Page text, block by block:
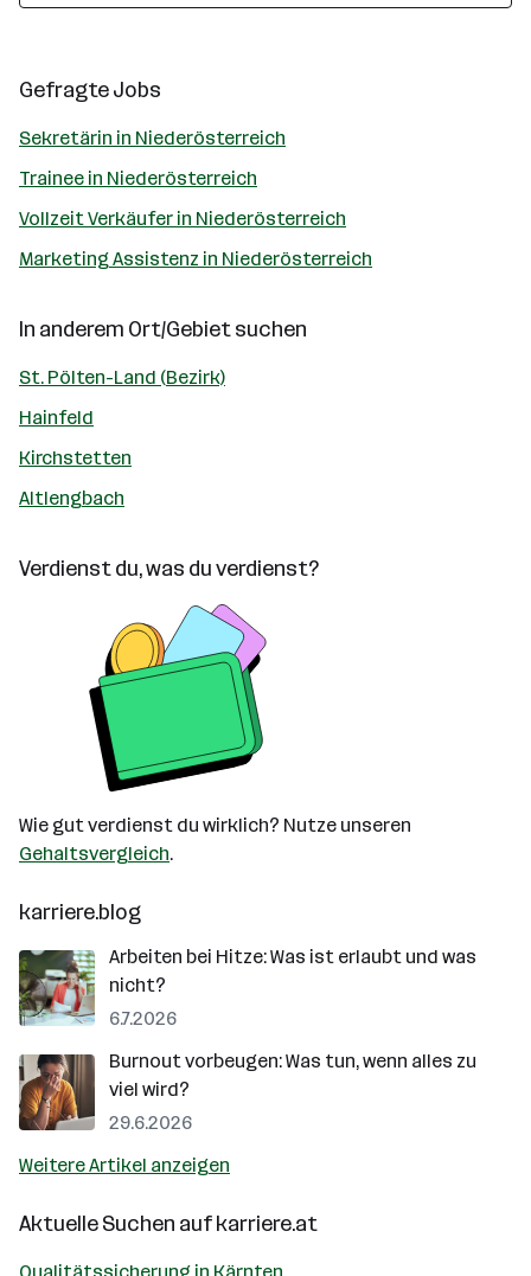
Gefragte Jobs
Sekretärin in Niederösterreich
Trainee in Niederösterreich
Vollzeit Verkäufer in Niederösterreich
Marketing Assistenz in Niederösterreich
In anderem Ort/Gebiet suchen
St. Pölten-Land (Bezirk)
Hainfeld
Kirchstetten
Altlengbach
Verdienst du, was du verdienst?
Wie gut verdienst du wirklich? Nutze unseren
Gehaltsvergleich.
karriere.blog
Arbeiten bei Hitze: Was ist erlaubt und was
nicht?
6.7.2026
Burnout vorbeugen: Was tun, wenn alles zu
viel wird?
29.6.2026
Weitere Artikel anzeigen
Aktuelle Suchen aufkarriere.at